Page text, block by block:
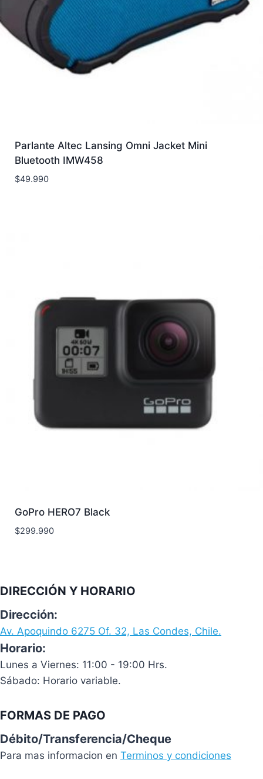
Parlante Altec Lansing Omni Jacket Mini
Bluetooth IMW458
$49.990
GoPro HERO7 Black
$299.990
DIRECCIÓN Y HORARIO
Dirección:
Av. Apoquindo 6275 Of. 32, Las Condes, Chile.
Horario:
Lunes a Viernes: 11:00 - 19:00 Hrs.
Sábado: Horario variable.
FORMAS DE PAGO
Débito/Transferencia/Cheque
Para mas informacion en Terminos y condiciones